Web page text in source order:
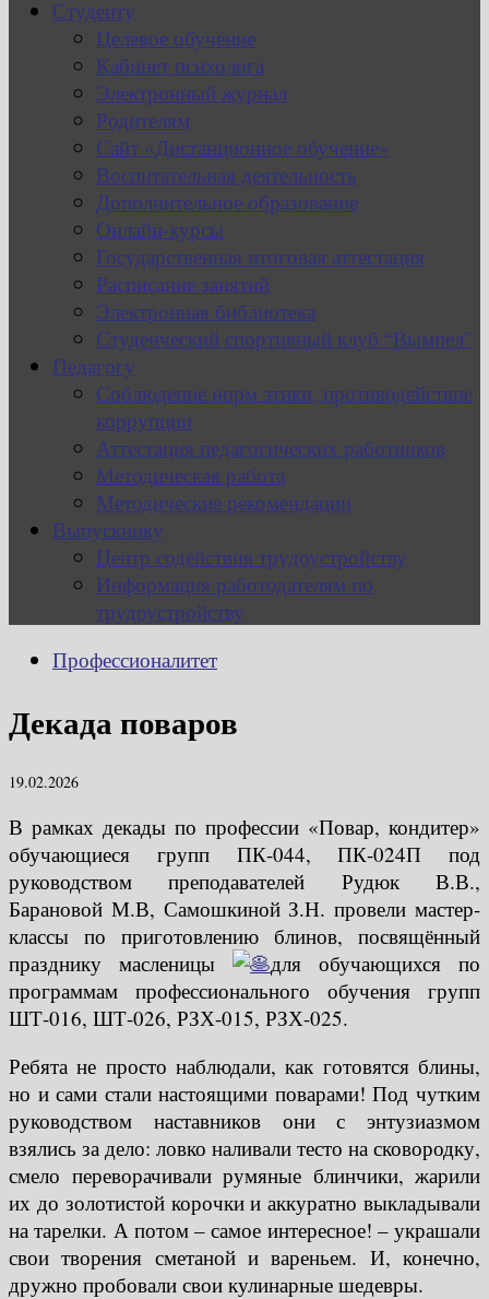
Студенту
Целевое обучение
Кабинет психолога
Электронный журнал
Родителям
Сайт «Дистанционное обучение»
Воспитательная деятельность
Дополнительное образование
Онлайн-курсы
Государственная итоговая аттестация
Расписание занятий
Электронная библиотека
Студенческий спортивный клуб “Вымпел”
Педагогу
Соблюдение норм этики, противодействие
коррупции
Аттестация педагогических работников
Методическая работа
Методические рекомендации
Выпускнику
Центр содействия трудоустройству
Информация работодателям по
трудоустройству
Профессионалитет
Декада поваров
19.02.2026
В рамках декады по профессии «Повар, кондитер»
обучающиеся групп ПК-044, ПК-024П под
руководством преподавателей Рудюк В.В.,
Барановой М.В, Самошкиной З.Н. провели мастер-
классы по приготовлению блинов, посвящённый
празднику масленицы
для обучающихся по
программам профессионального обучения групп
ШТ-016, ШТ-026, РЗХ-015, РЗХ-025.
Ребята не просто наблюдали, как готовятся блины,
но и сами стали настоящими поварами! Под чутким
руководством наставников они с энтузиазмом
взялись за дело: ловко наливали тесто на сковородку,
смело переворачивали румяные блинчики, жарили
их до золотистой корочки и аккуратно выкладывали
на тарелки. А потом – самое интересное! – украшали
свои творения сметаной и вареньем. И, конечно,
дружно пробовали свои кулинарные шедевры.